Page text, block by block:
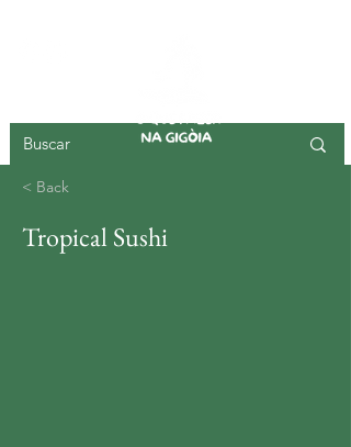
< Back
Tropical Sushi